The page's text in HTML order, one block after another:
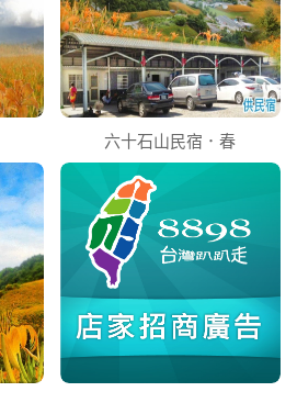
六十石山民宿．春